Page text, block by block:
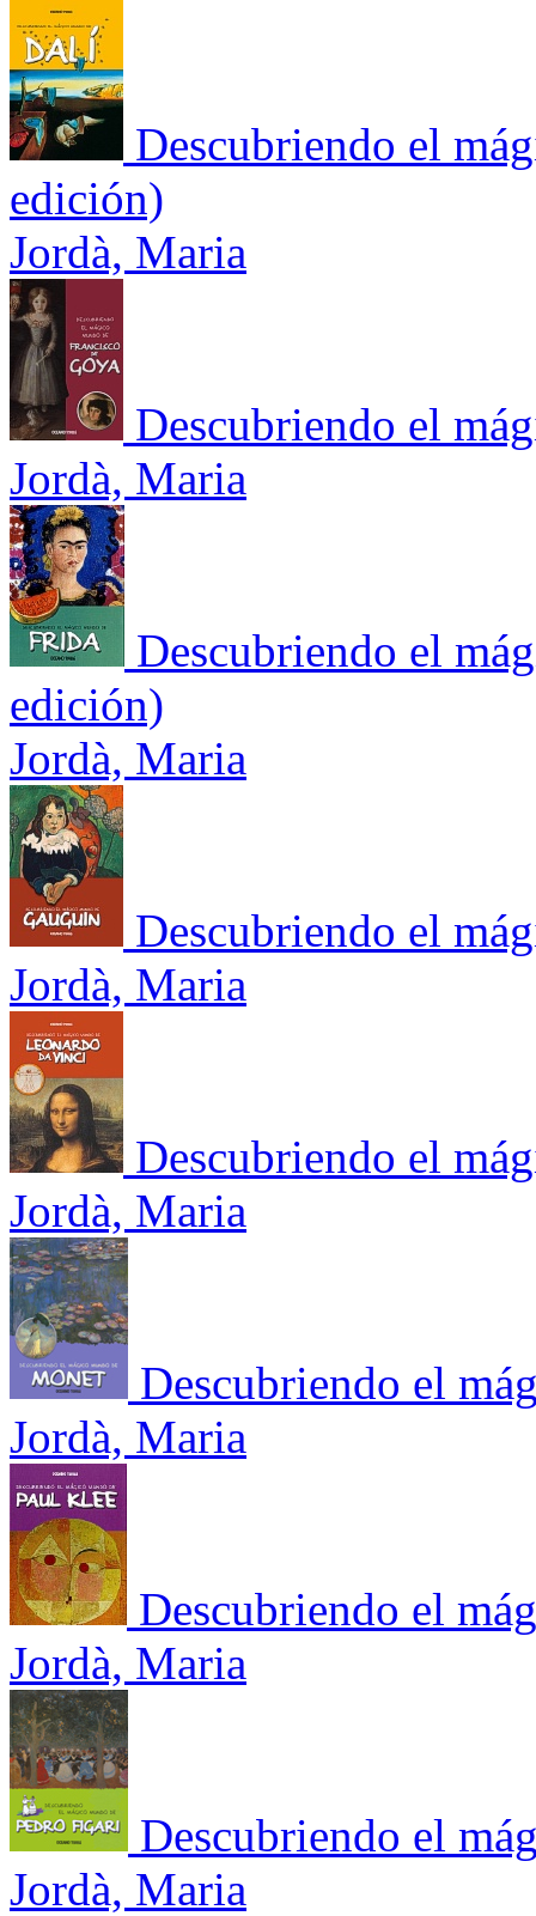
Descubriendo el
edición)
Jordà, Maria
Descubriendo el
Jordà, Maria
Descubriendo el
edición)
Jordà, Maria
Descubriendo el
Jordà, Maria
Descubriendo el
Jordà, Maria
Descubriendo el
Jordà, Maria
Descubriendo el
Jordà, Maria
Descubriendo el
Jordà, Maria